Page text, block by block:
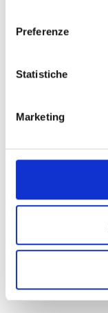
Preferenze
Statistiche
Marketing